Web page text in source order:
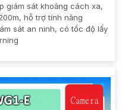
giám sát khoảng cách xa,
hỗ trợ tính năng
sát an ninh, có tốc độ lấy